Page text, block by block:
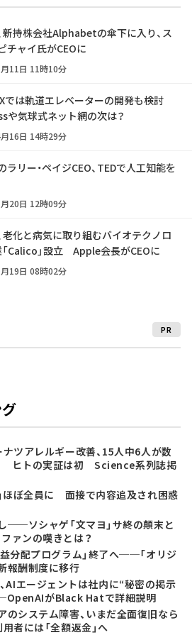
新持株会社Alphabetの傘下に入り、ス
チャイ氏がCEOに
11日 11時10分
では軌道エレベーターの開発も検討
気球式ネット網の次は？
16日 14時29分
リー・ペイジCEO、TEDで人工知能を
20日 12時09分
老化と病気に取り組むバイオテクノロ
Calico」設立 Apple会長がCEOに
19日 08時02分
PR
ナツアレルギー改善、15人中6人が数
ヒトの実証は初 Science系列誌掲
ほぼ全員に 面接で内容追及され困惑
──ソシャゲ「文マヨ」サ終の顛末と
ァンの嘆きとは？
益分配プログラム」終了へ──「オリジ
報酬制度に移行
AIエージェントは社内に“秘密の掲示
がBlack Hatで詳細説明
のシステム障害、いまだ全面復旧なら
者には「全額返金」へ